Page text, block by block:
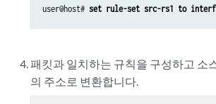
user@host# set rule-set src-rs1 to
패킷과 일치하는 규칙을 구성하고 소
의 주소로 변환합니다.